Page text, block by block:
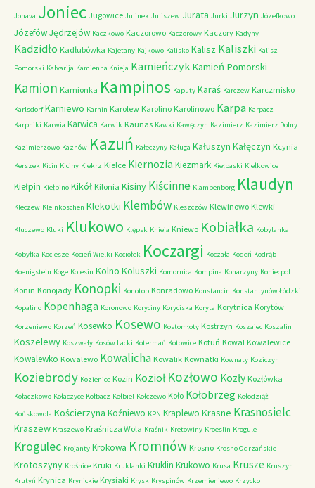
Jonava Joniec Jugowice Julinek Juliszew Jurata Jurki Jurzyn Józefkowo
JózefówJędrzejów Kaczkowo Kaczorowo Kaczorowy Kaczory Kadyny
Kadzidło Kadłubówka Kajetany Kajkowo Kalisko Kalisz Kaliszki Kalisz
Pomorski Kalvarija Kamienna Knieja Kamieńczyk Kamień Pomorski
Kamion Kamionka Kampinos Kaputy Karaś Karczew Karczmisko
Karlsdorf Karniewo Karnin Karolew Karolino Karolinowo Karpa Karpacz
Karpniki Karwia Karwica Karwik Kaunas Kawki Kawęczyn Kazimierz Kazimierz Dolny
Kazimierzowo Kaznów Kazuń Kałeczyny Kaługa Kałuszyn Kałęczyn Kcynia
Kerszek Kicin Kiciny Kiekrz Kielce Kiernozia Kiezmark Kiełbaski Kiełkowice
Kiełpin Kiełpino Kikół Kilonia Kisiny Kiścinne Klampenborg Klaudyn
Kleczew Kleinkoschen Klekotki Klembów Kleszczów Klewinowo Klewki
Kluczewo Kluki Klukowo Klępsk Knieja Kniewo Kobiałka Kobylanka
Kobyłka Kociesze Kocień Wielki Kociołek Koczargi Koczała Kodeń Kodrąb
Koenigstein Koge Kolesin Kolno Koluszki Komornica Kompina Konarzyny Koniecpol
Konin Konojady Konopki Konotop Konradowo Konstancin Konstantynów Łódzki
Kopalino Kopenhaga Koronowo Koryciny Koryciska Koryta Korytnica Korytów
Korzeniewo Korzeń Kosewko Kosewo Kostomłoty Kostrzyn Koszajec Koszalin
Koszelewy Koszwały Kosów Lacki Kotermań Kotowice Kotuń Kowal Kowalewice
Kowalewko Kowalewo Kowalicha Kowalik Kownatki Kownaty Koziczyn
Koziebrody Kozienice Kozin Kozioł Kozłowo Kozły Kozłówka
Kołaczkowo Kołaczyce Kołbacz Kołbiel Kołczewo Koło Kołobrzeg Kołodziąż
Końskowola Kościerzyna Koźniewo KPN Kraplewo Krasne Krasnosielc
Kraszew Kraszewo Kraśnicza Wola Kraśnik Kretowiny Kroeslin Krogule
Krogulec Krojanty Krokowa Kromnów Krosno Krosno Odrzańskie
Krotoszyny Krośnice Kruki Kruklanki Kruklin Krukowo Krusa Krusze Kruszyn
Krutyń Krynica Krynickie Krysiaki Krysk Kryspinów Krzemieniewo Krzycko